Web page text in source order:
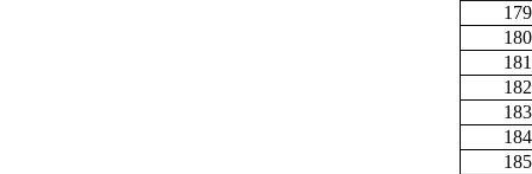
179
180
181
182
183
184
185